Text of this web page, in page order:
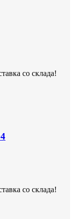
со склада!
со склада!